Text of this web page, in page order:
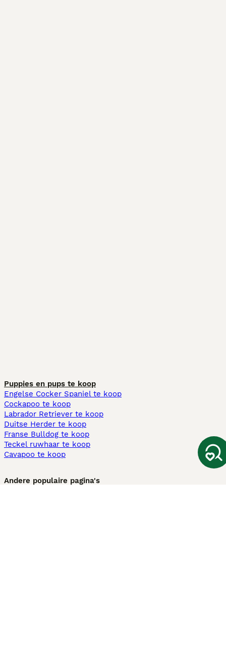
Puppies en pups te koop
Engelse Cocker Spaniel te koop
Cockapoo te koop
Labrador Retriever te koop
Duitse Herder te koop
Franse Bulldog te koop
Teckel ruwhaar te koop
Cavapoo te koop
Andere populaire pagina's